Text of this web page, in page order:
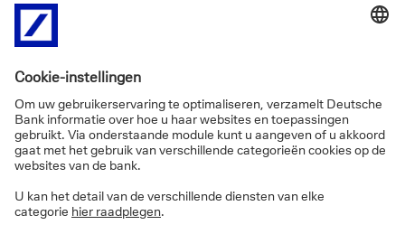
Stuur een boodschap
Ons bellen
FAQ’s
Informatie over de site
Privacy
Disclaimer